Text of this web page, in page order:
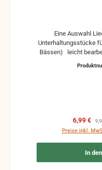
Unterhaltungsstücke
Bässen) leicht bearbeitet von Curt Mahr und Peter
6,99 €
Preise inkl.
In